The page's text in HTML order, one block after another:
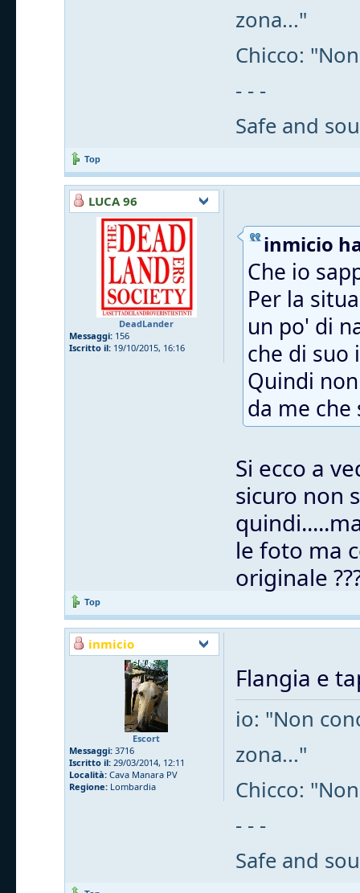
zona..."
Chicco:
- - -
Safe and
Top
LUCA 96
DeadLander
Messaggi: 156
Iscritto il: 19/10/2015, 16:16
inmicio
Che io
Per la
un po' di
che di suo
Quindi
da me
Si ecco a
sicuro non
le foto ma
originale
Top
inmicio
Escort
Messaggi: 3716
Iscritto il: 29/03/2014, 12:11
Località: Cava Manara PV
Regione: Lombardia
Flangia e
io: "Non
zona..."
Chicco:
- - -
Safe and